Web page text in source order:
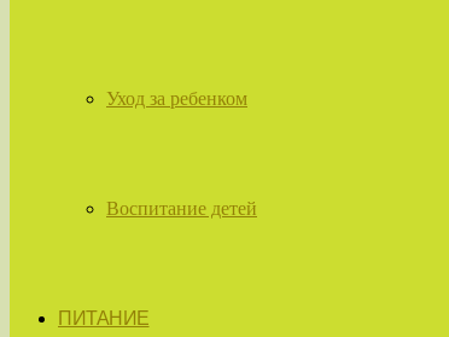
Уход за ребенком
Воспитание детей
ПИТАНИЕ